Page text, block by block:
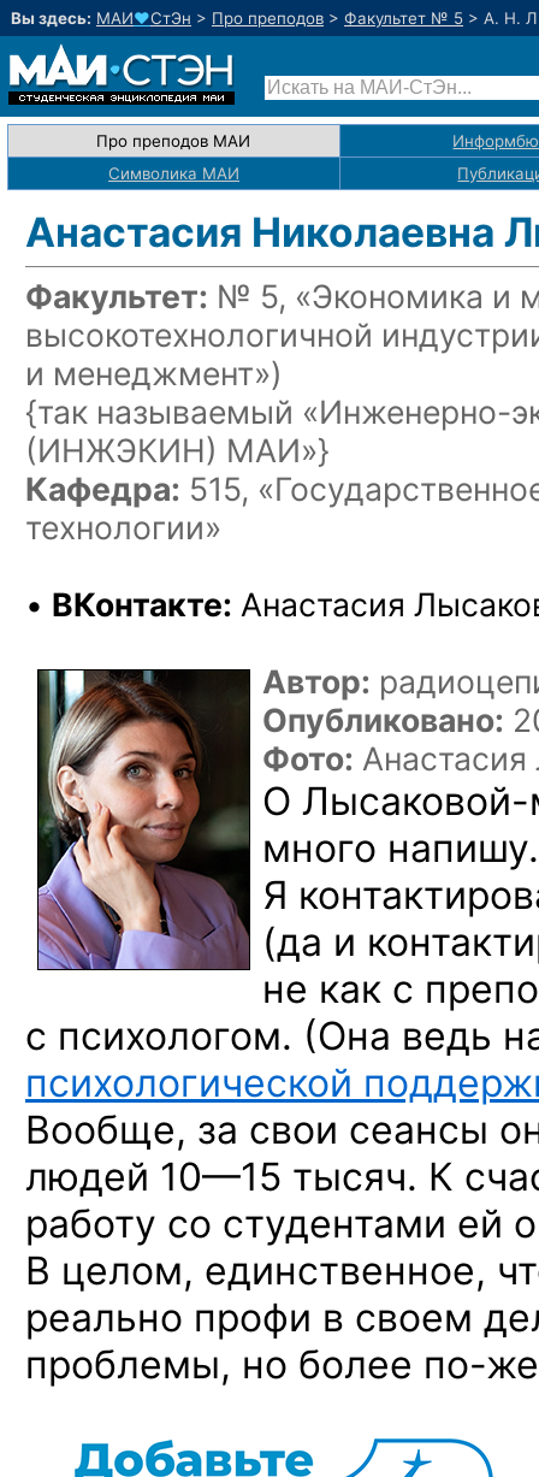
Вы здесь: МАИ♥СтЭн > Про преподов > Факультет № 5 > А. Н.
Про преподов МАИ
Символика МАИ
Анастасия Николаевна
Факультет: № 5, «Экономика и
высокотехнологичной
и менеджмент»)
{так называемый «Инженерно-
(ИНЖЭКИН) МАИ»}
Кафедра: 515,
технологии»
• ВКонтакте: Анастасия
Автор:
Опубликовано:
Фото:
О
много напишу.
Я
(да и
не как с
с психологом. (Она ведь
психологической
Вообще, за свои сеансы
людей 10—15 тысяч. К
работу со студентами ей
В целом, единственное,
реально профи в своем
проблемы, но более по-